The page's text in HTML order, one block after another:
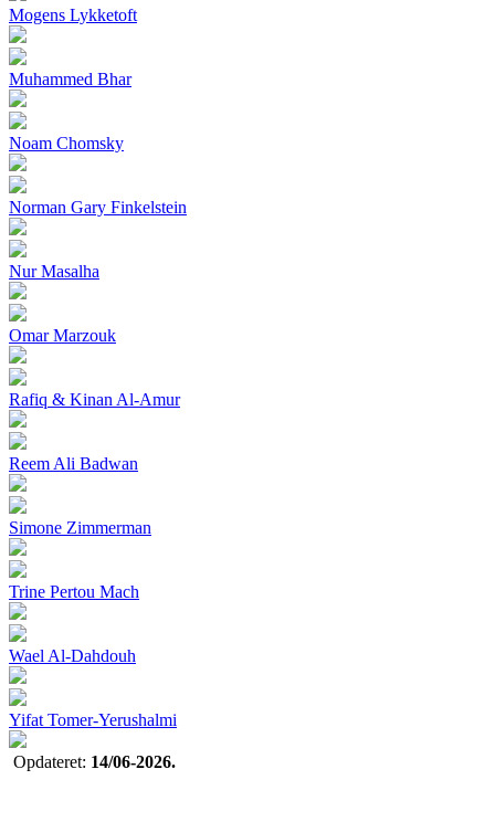
Mogens Lykketoft
Muhammed Bhar
Noam Chomsky
Norman Gary Finkelstein
Nur Masalha
Omar Marzouk
Rafiq & Kinan Al-Amur
Reem Ali Badwan
Simone Zimmerman
Trine Pertou Mach
Wael Al-Dahdouh
Yifat Tomer-Yerushalmi
Opdateret: 14/06-2026.